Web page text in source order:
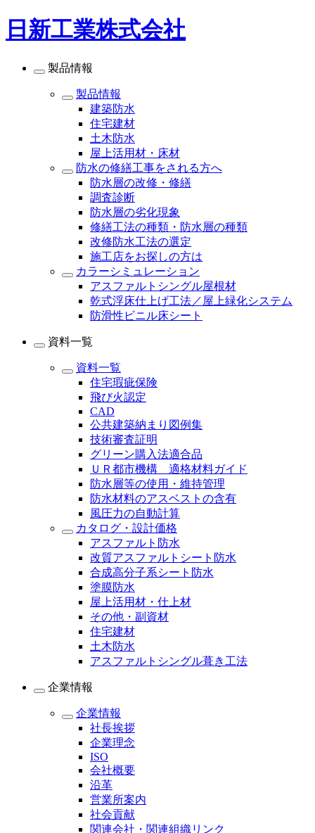
日新工業株式会社
製品情報
製品情報
建築防水
住宅建材
土木防水
屋上活用材・床材
防水の修繕工事をされる方へ
防水層の改修・修繕
調査診断
防水層の劣化現象
修繕工法の種類・防水層の種類
改修防水工法の選定
施工店をお探しの方は
カラーシミュレーション
アスファルトシングル屋根材
乾式浮床仕上げ工法／屋上緑化システム
防滑性ビニル床シート
資料一覧
資料一覧
住宅瑕疵保険
飛び火認定
CAD
公共建築納まり図例集
技術審査証明
グリーン購入法適合品
ＵＲ都市機構 適格材料ガイド
防水層等の使用・維持管理
防水材料のアスベストの含有
風圧力の自動計算
カタログ・設計価格
アスファルト防水
改質アスファルトシート防水
合成高分子系シート防水
塗膜防水
屋上活用材・仕上材
その他・副資材
住宅建材
土木防水
アスファルトシングル葺き工法
企業情報
企業情報
社長挨拶
企業理念
ISO
会社概要
沿革
営業所案内
社会貢献
関連会社・関連組織リンク